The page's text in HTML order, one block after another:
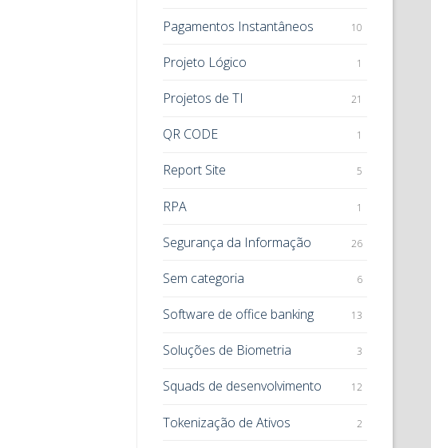
Pagamentos Instantâneos 10
Projeto Lógico 1
Projetos de TI 21
QR CODE 1
Report Site 5
RPA 1
Segurança da Informação 26
Sem categoria 6
Software de office banking 13
Soluções de Biometria 3
Squads de desenvolvimento 12
Tokenização de Ativos 2